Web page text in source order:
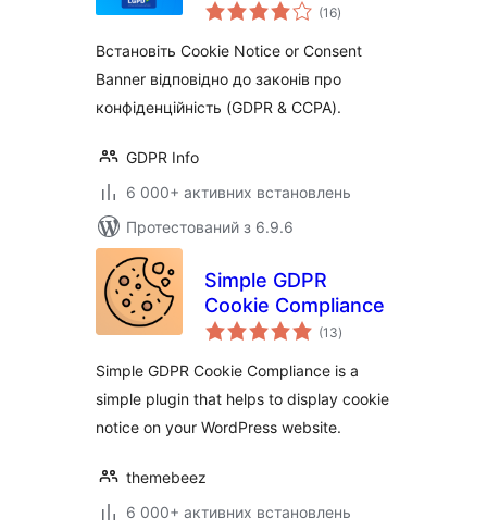
for Privacy
CCPA, DSGVO and
others)
(16загальний
рейтинг
)
Встановіть Cookie Notice or Consent
Banner відповідно до законів про
конфіденційність (GDPR & CCPA).
GDPR Info
6 000+ активних встановлень
Протестований з 6.9.6
Simple GDPR
Cookie Compliance
(13загальний
рейтинг
)
Simple GDPR Cookie Compliance is a
simple plugin that helps to display cookie
notice on your WordPress website.
themebeez
6 000+ активних встановлень